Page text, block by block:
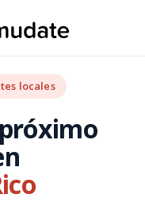
locales